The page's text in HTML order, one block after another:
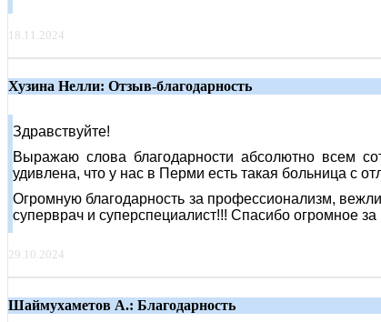
18.11.2024
Хузина Нелли: Отзыв-благодарность
Здравствуйте!
Выражаю слова благодарности абсолютно всем
удивлена, что у нас в Перми есть такая больница с
Огромную благодарность за профессионализм,
суперврач и суперспециалист!!! Спасибо огромное
29.10.2024
Шаймухаметов А.: Благодарность